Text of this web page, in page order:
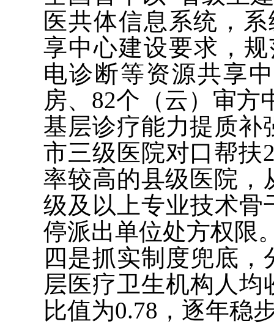
医共体信息系统，
享中心建设要求，
电诊断等资源共享
房、82个（云）审方
基层诊疗能力提质补
市三级医院对口帮扶
率较高的县级医院，
级及以上专业技术骨
停派出单位处方权限
四是抓实制度兜底
层医疗卫生机构人
比值为0.78，逐年稳